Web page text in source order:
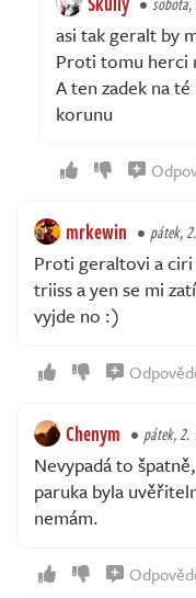
asi tak geralt by
Proti tomu herci
A ten zadek na
korunu
mrkewin pátek,
Proti geraltovi a
triiss a yen se mi
vyjde no :)
Chenym pátek, 2.
Nevypadá to
paruka byla
nemám.